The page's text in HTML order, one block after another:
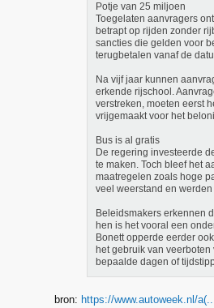
Potje van 25 miljoen
Toegelaten aanvragers
betrapt op rijden zonder
sancties die gelden voor
terugbetalen vanaf de
Na vijf jaar kunnen
erkende rijschool.
verstreken, moeten eerst
vrijgemaakt voor het
Bus is al gratis
De regering investeerde
te maken. Toch bleef het
maatregelen zoals hoge
veel weerstand en
Beleidsmakers erkennen
hen is het vooral een
Bonett opperde eerder
het gebruik van
bepaalde dagen of
bron: https://www.autoweek.nl/